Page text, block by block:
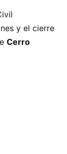
y el cierre
Cerro